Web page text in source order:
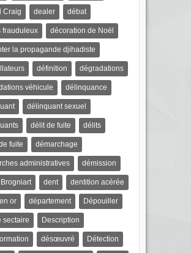
Craig dealer débat
frauduleux décoration de Noël
la propagande djihadiste
définition dégradations
véhicule délinquance
délinquant sexuel
délit de fuite délits
fuite démarchage
administratives démission
dent dentition acérée
or département Dépouiller
sectaire Description
désœuvré Détection